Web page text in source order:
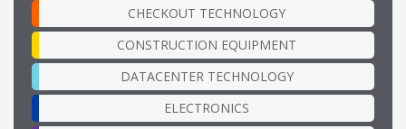
CHECKOUT TECHNOLOGY
CONSTRUCTION EQUIPMENT
DATACENTER TECHNOLOGY
ELECTRONICS